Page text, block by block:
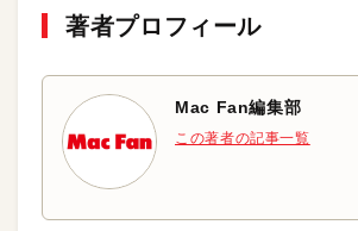
著者プロフィール
Mac Fan編集部
この著者の記事一覧